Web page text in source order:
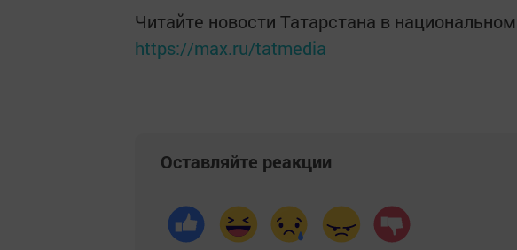
Читайте новости Татарстана в
https://max.ru/tatmedia
Оставляйте реакции